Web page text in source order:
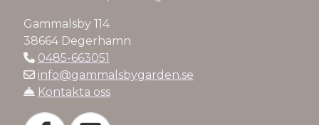
Gammalsby 114
38664 Degerhamn
0485-663051
info@gammalsbygarden.se
Kontakta oss